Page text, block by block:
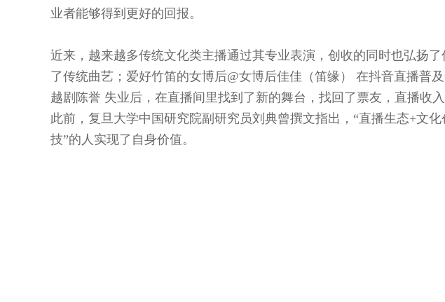
业者能够得到更好的回报。
近来，越来越多传统文化类主播通过其专业表演，创收的同时也弘扬
了传统曲艺；爱好竹笛的女博后@女博后佳佳（笛缘） 在抖音直播普
越剧陈誉 失业后，在直播间里找到了新的舞台，找回了票友，直播收
此前，复旦大学中国研究院副研究员刘典曾撰文指出，“直播生态+文
技”的人实现了自身价值。